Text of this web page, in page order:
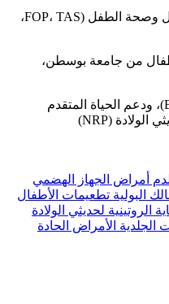
عضو في الكلية الملكية لطب الأطفال وصحة الطفل (FOP، TAS،
من جامعة بوسطن،
شهادة في دعم الحياة الأساسي (BLS)، ودعم الحياة المتقدم
أمراض الجهاز الهضمي
البولية تطعيمات الأطفال
الروتينية لحديثي الولادة
الجلدية الأمراض الحادة